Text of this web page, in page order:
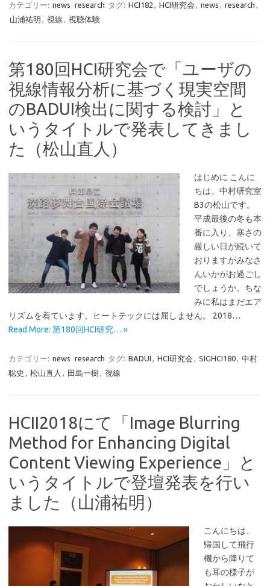
カテゴリー: news research タグ: HCI182 , HCI研究会 , news , research ,
山浦祐明 , 視線 , 視聴体験
第180回HCI研究会で「ユーザの
視線情報分析に基づく現実空間
のBADUI検出に関する検討」と
いうタイトルで発表してきまし
た（松山直人）
はじめに こんに
ちは、中村研究室
B3の松山です。
平成最後の冬も本
番に入り、寒さの
厳しい日が続いて
おりますがみなさ
んいかがお過ごし
でしょうか。ちな
みに私はまだエア
リズムを着ています。ヒートテックには屈しません。 2018…
Read More: 第180回HCI研究… »
カテゴリー: news research タグ: BADUI , HCI研究会 , SIGHCI180, 中村
聡史 , 松山直人 , 田島一樹, 視線
HCII2018にて「Image Blurring
Method for Enhancing Digital
Content Viewing Experience」と
いうタイトルで登壇発表を行い
ました（山浦祐明）
こんにちは、
帰国して飛行
機から降りて
も耳の様子が